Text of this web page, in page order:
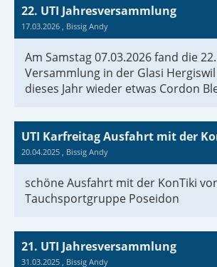
22. UTI Jahresversammlung
17.03.2026 , Bissig Andy
Am Samstag 07.03.2026 fand die
Versammlung in der Glasi
dieses Jahr wieder etwas Cordon
UTI Karfreitag Ausfahrt mit der
20.04.2025 , Bissig Andy
schöne Ausfahrt mit der KonTiki
Tauchsportgruppe Poseidon
21. UTI Jahresversammlung
31.03.2025 , Bissig Andy